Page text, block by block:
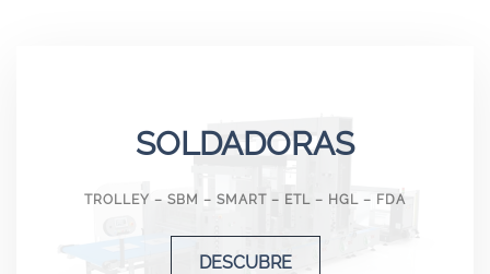
SOLDADORAS
TROLLEY – SBM – SMART – ETL – HGL – FDA
DESCUBRE